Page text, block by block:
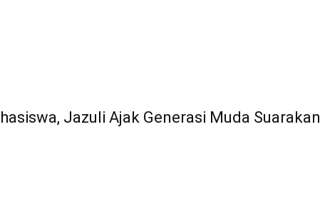
Jazuli Ajak Generasi Muda Suarakan